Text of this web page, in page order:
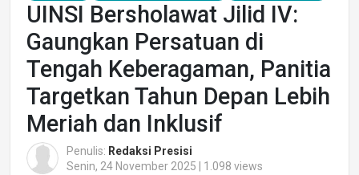
UINSI Bersholawat Jilid IV:
Gaungkan Persatuan di
Tengah Keberagaman, Panitia
Targetkan Tahun Depan Lebih
Meriah dan Inklusif
Penulis: Redaksi Presisi
Senin, 24 November 2025 | 1.098 views